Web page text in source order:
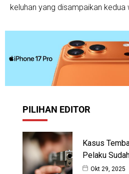
keluhan yang disampaikan kedua
PILIHAN EDITOR
Kasus
Pelaku
Okt 29, 2025